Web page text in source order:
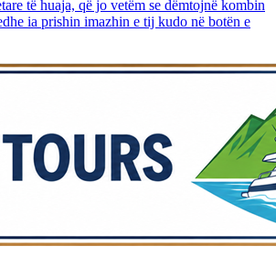
të huaja, që jo vetëm se dëmtojnë kombin
ia prishin imazhin e tij kudo në botën e